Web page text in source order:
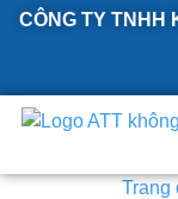
CÔNG TY TNHH
Trang